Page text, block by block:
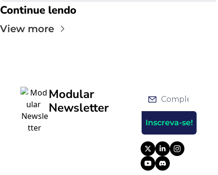
Continue lendo
View more
Modular
Newsletter
Inscreva-se!